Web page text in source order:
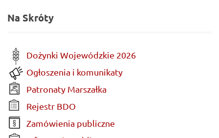
Na Skróty
Dożynki Wojewódzkie 2026
Ogłoszenia i komunikaty
Patronaty Marszałka
Rejestr BDO
Zamówienia publiczne